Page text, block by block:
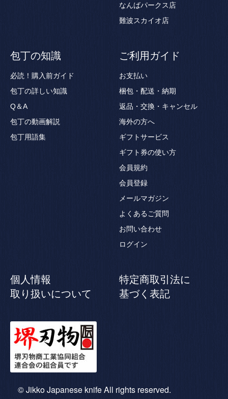
なんばパークス店
難波スカイオ店
包丁の知識
必読！購入前ガイド
包丁の詳しい知識
Q＆A
包丁の動画解説
包丁用語集
ご利用ガイド
お支払い
梱包・配送・納期
返品・交換・キャンセル
海外の方へ
ギフトサービス
ギフト券の使い方
会員規約
会員登録
メールマガジン
よくあるご質問
お問い合わせ
ログイン
個人情報
取り扱いについて
特定商取引法に
基づく表記
© Jikko Japanese knife All rights reserved.